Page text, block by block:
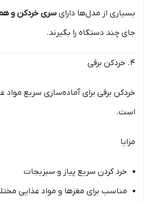
بسیاری از مدل‌ها دارای سری خردکن و
جای چند دستگاه را بگیرند.
۴. خردکن برقی
خردکن برقی برای آماده‌سازی سریع مواد
است.
مزایا
خرد کردن سریع پیاز و سبزیجات
مناسب برای مغزها و مواد غذایی